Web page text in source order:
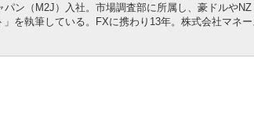
ン（M2J）入社。市場調査部に所属し、豪ドルや
を執筆している。FXに携わり13年。株式会社マネー